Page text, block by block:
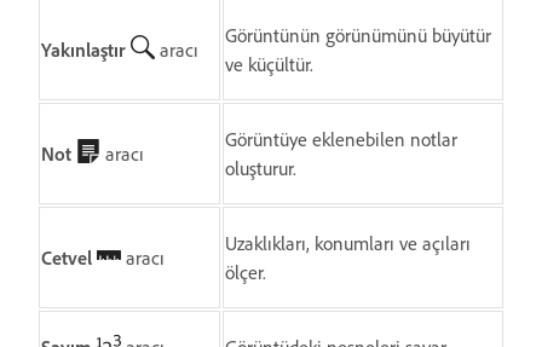
Yakınlaştır aracı
Görüntünün görünümünü büyütür
ve küçültür.
Not aracı
Görüntüye eklenebilen notlar
oluşturur.
Cetvel aracı
Uzaklıkları, konumları ve açıları
ölçer.